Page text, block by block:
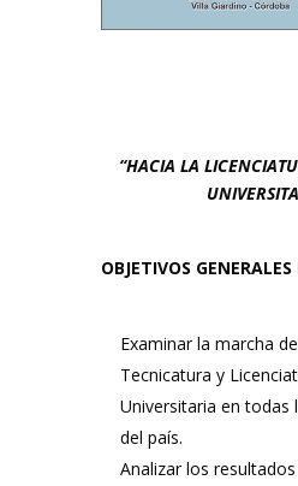
“HACIA LA
OBJETIVOS
Examinar la marcha
Tecnicatura y
Universitaria en todas
del país.
Analizar los